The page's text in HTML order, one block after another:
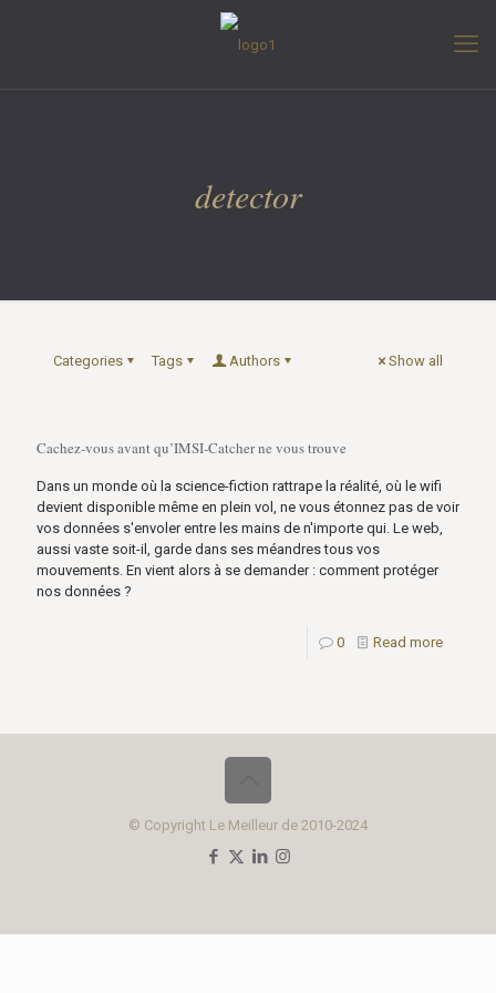
detector
Categories Tags Authors Show all
Cachez-vous avant qu’IMSI-Catcher ne vous trouve
Dans un monde où la science-fiction rattrape la réalité, où le wifi
devient disponible même en plein vol, ne vous étonnez pas de voir
vos données s'envoler entre les mains de n'importe qui. Le web,
aussi vaste soit-il, garde dans ses méandres tous vos
mouvements. En vient alors à se demander : comment protéger
nos données ?
0 Read more
© Copyright Le Meilleur de 2010-2024